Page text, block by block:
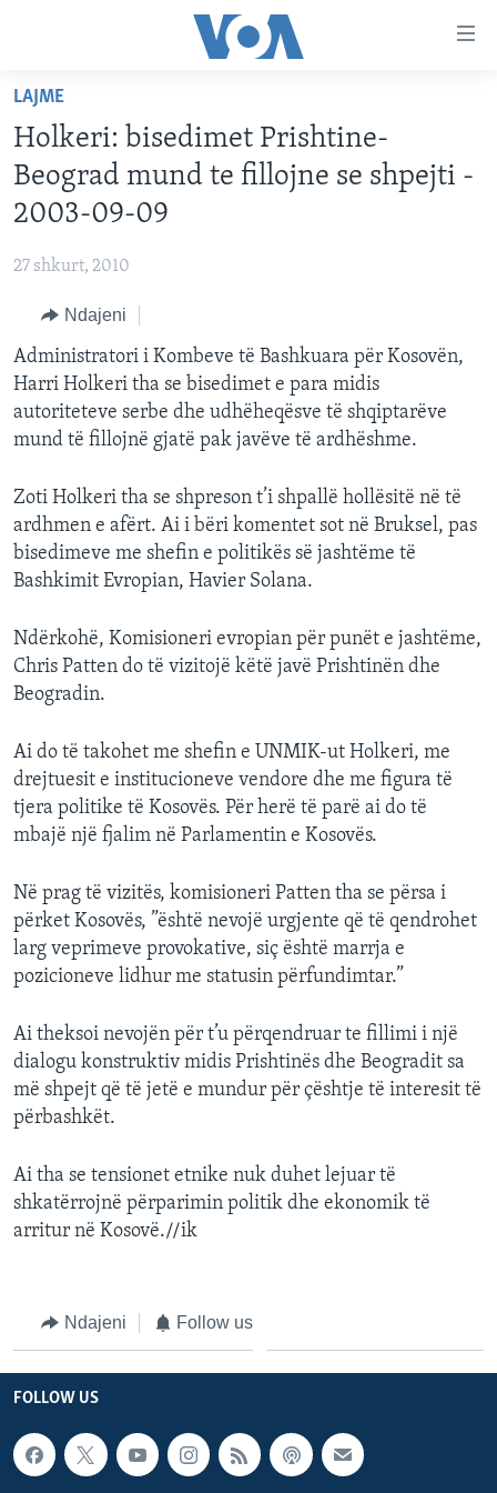
faqen
kryesore
Kalo
tek
faqja
Kalo
kërkimi
FAQJA KRYESORE
KATEGORITË
AMERIKA
EVROPA
BOTA
MJEDISI
SHKENCË DHE TEKNOLOGJI
INTERVISTA
DITARI
DITARI
Learning English
FOLLOW US
Gjuhët
LAJME
Holkeri: bisedimet Prishtine-
Beograd mund te fillojne se shpejti -
2003-09-09
27 shkurt, 2010
Ndajeni
Administratori i Kombeve të Bashkuara për Kosovën,
Harri Holkeri tha se bisedimet e para midis
autoriteteve serbe dhe udhëheqësve të shqiptarëve
mund të fillojnë gjatë pak javëve të ardhëshme.
Zoti Holkeri tha se shpreson t’i shpallë hollësitë në të
ardhmen e afërt. Ai i bëri komentet sot në Bruksel, pas
bisedimeve me shefin e politikës së jashtëme të
Bashkimit Evropian, Havier Solana.
Ndërkohë, Komisioneri evropian për punët e jashtëme,
Chris Patten do të vizitojë këtë javë Prishtinën dhe
Beogradin.
Ai do të takohet me shefin e UNMIK-ut Holkeri, me
drejtuesit e institucioneve vendore dhe me figura të
tjera politike të Kosovës. Për herë të parë ai do të
mbajë një fjalim në Parlamentin e Kosovës.
Në prag të vizitës, komisioneri Patten tha se përsa i
përket Kosovës, ”është nevojë urgjente që të qendrohet
larg veprimeve provokative, siç është marrja e
pozicioneve lidhur me statusin përfundimtar.”
Ai theksoi nevojën për t’u përqendruar te fillimi i një
dialogu konstruktiv midis Prishtinës dhe Beogradit sa
më shpejt që të jetë e mundur për çështje të interesit të
përbashkët.
Ai tha se tensionet etnike nuk duhet lejuar të
shkatërrojnë përparimin politik dhe ekonomik të
arritur në Kosovë.//ik
Ndajeni Follow us
FOLLOW US